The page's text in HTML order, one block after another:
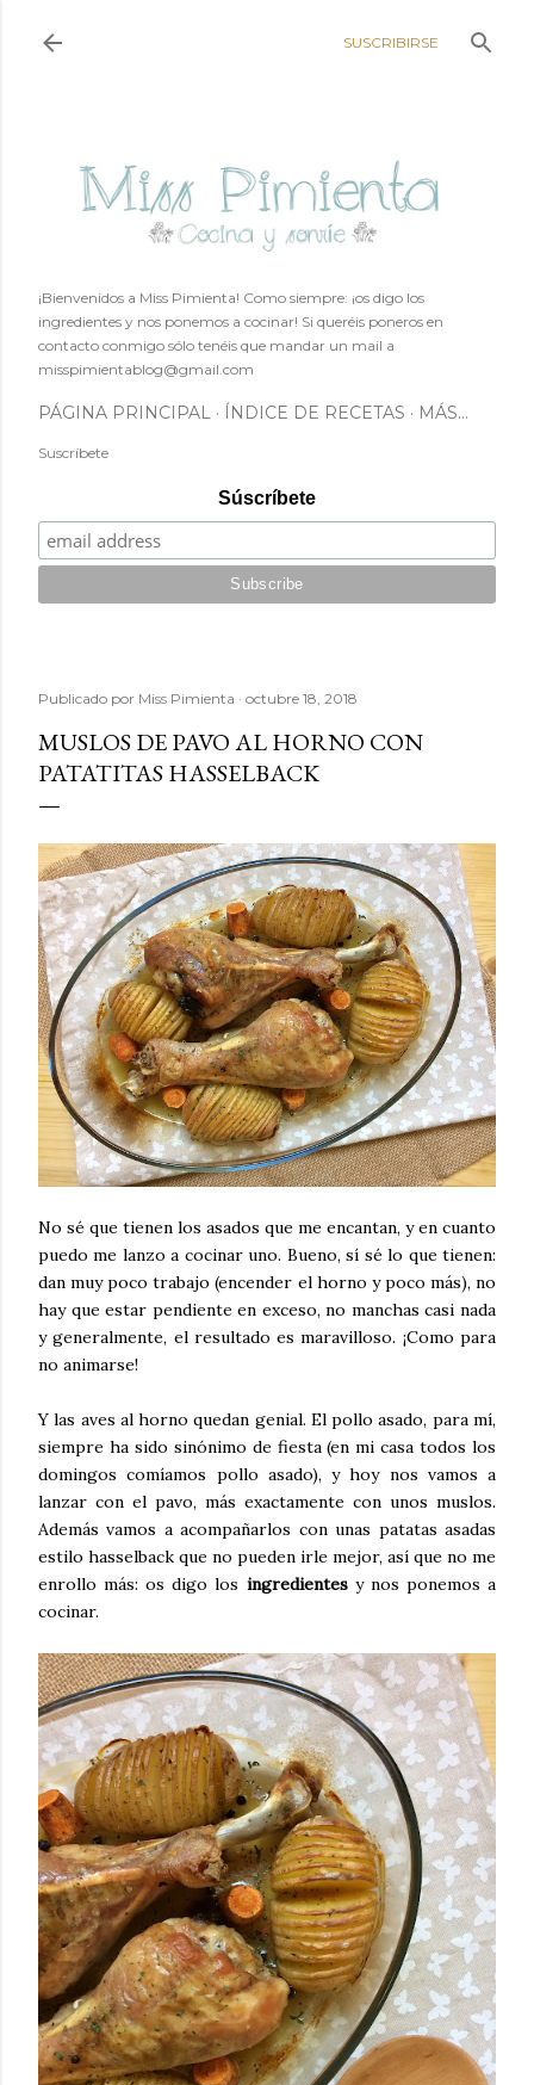
SUSCRIBIRSE
¡Bienvenidos a Miss Pimienta! Como siempre: ¡os digo los
ingredientes y nos ponemos a cocinar! Si queréis poneros en
contacto conmigo sólo tenéis que mandar un mail a
misspimientablog@gmail.com
PÁGINA PRINCIPAL ÍNDICE DE RECETAS MÁS…
Suscríbete
Súscríbete
Publicado por Miss Pimienta octubre 18, 2018
MUSLOS DE PAVO AL HORNO CON
PATATITAS HASSELBACK
No sé que tienen los asados que me encantan, y en cuanto
puedo me lanzo a cocinar uno. Bueno, sí sé lo que tienen:
dan muy poco trabajo (encender el horno y poco más), no
hay que estar pendiente en exceso, no manchas casi nada
y generalmente, el resultado es maravilloso. ¡Como para
no animarse!
Y las aves al horno quedan genial. El pollo asado, para mí,
siempre ha sido sinónimo de fiesta (en mi casa todos los
domingos comíamos pollo asado), y hoy nos vamos a
lanzar con el pavo, más exactamente con unos muslos.
Además vamos a acompañarlos con unas patatas asadas
estilo hasselback que no pueden irle mejor, así que no me
enrollo más: os digo los ingredientesy nos ponemos a
cocinar.